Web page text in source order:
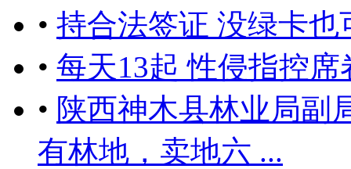
• 持合法签证 没绿卡也
• 每天13起 性侵指控席
• 陕西神木县林业局副
有林地，卖地六 ...